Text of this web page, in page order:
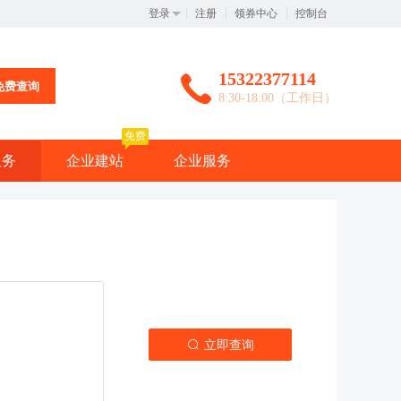
登录 注册 领券中心 控制台
费查询 15322377114
8:30-18:00（工作日）
企业建站
免费
企业服务
立即查询